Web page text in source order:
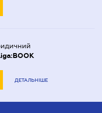
ДЕТАЛЬНІШЕ